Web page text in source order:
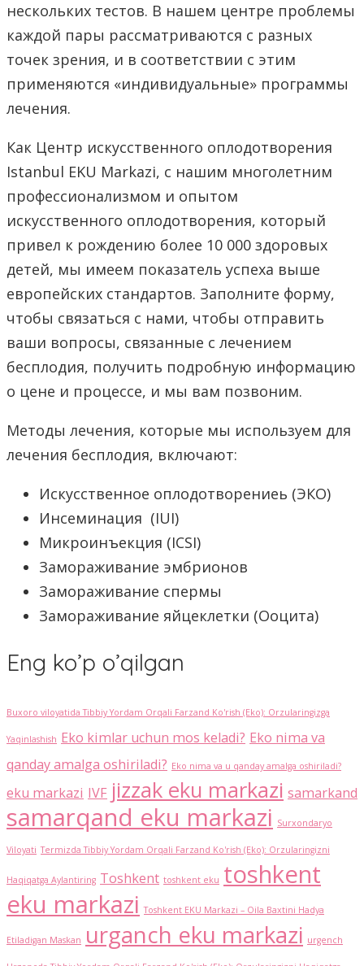
нескольких тестов. В нашем центре проблемы
каждой пары рассматриваются с разных
точек зрения, и в соответствии с этим
применяются «индивидуальные» программы
лечения.
Как Центр искусственного оплодотворения
Istanbul EKU Markazi, с нашим многолетним
профессионализмом и опытом
искусственного оплодотворения, который
привел к рождению более 10 000 здоровых
детей, мы имеем показатель успеха выше
европейских стандартов. Заполните форму,
чтобы связаться с нами, чтобы отправить
ваши вопросы, связанные с лечением
бесплодия, получить подробную информацию
о цене и процессе, и мы вам позвоним.
Методы лечения, которые мы используем для
лечения бесплодия, включают:
Искусственное оплодотворениеь (ЭКО)
Инсеминация (IUI)
Микроинъекция (ICSI)
Замораживание эмбрионов
Замораживание спермы
Замораживание яйцеклетки (Ооцита)
Eng ko’p o’qilgan
Buxoro viloyatida Tibbiy Yordam Orqali Farzand Ko'rish (Eko): Orzularingizga
Yaqinlashish Eko kimlar uchun mos keladi? Eko nima va
qanday amalga oshiriladi? Eko nima va u qanday amalga oshiriladi?
eku markazi IVF jizzak eku markazi samarkand
samarqand eku markazi Surxondaryo
Viloyati Termizda Tibbiy Yordam Orqali Farzand Ko'rish (Eko): Orzularingizni
Haqiqatga Aylantiring Toshkent toshkent eku toshkent
eku markazi Toshkent EKU Markazi – Oila Baxtini Hadya
Etiladigan Maskan urganch eku markazi urgench